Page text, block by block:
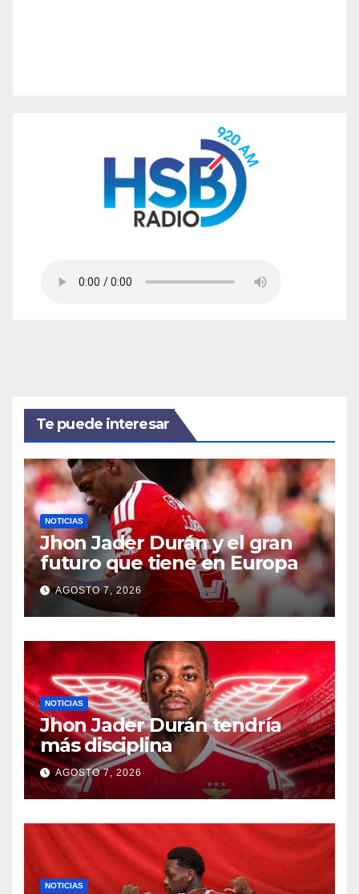
Te puede interesar
NOTICIAS
Jhon Jader Durán y el gran
futuro que tiene en Europa
AGOSTO 7, 2026
NOTICIAS
Jhon Jader Durán tendría
más disciplina
AGOSTO 7, 2026
NOTICIAS